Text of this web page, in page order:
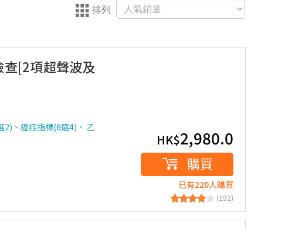
排列
查[2項超聲波及
2)、癌症指標(6選4)、 乙
HK$2,980.0
購買
已有220人購買
(192)